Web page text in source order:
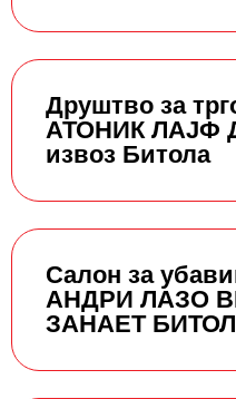
Друштво за
АТОНИК ЛАЈФ
извоз Битола
Салон за
АНДРИ ЛАЗО
ЗАНАЕТ